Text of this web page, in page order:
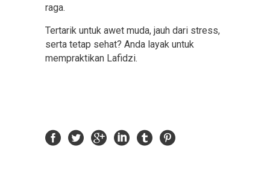
raga.
Tertarik untuk awet muda, jauh dari stress,
serta tetap sehat? Anda layak untuk
mempraktikan Lafidzi.